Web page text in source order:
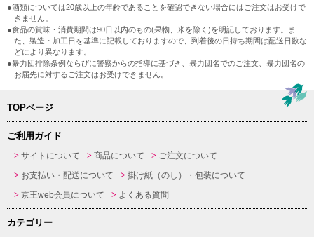
●酒類については20歳以上の年齢であることを確認できない場合にはご注文はお受けで
きません。
●食品の賞味・消費期間は90日以内のもの(果物、米を除く)を明記しております。ま
た、製造・加工日を基準に記載しておりますので、到着後の日持ち期間は配送日数な
どにより異なります。
●暴力団排除条例ならびに警察からの指導に基づき、暴力団名でのご注文、暴力団名の
お届先に対するご注文はお受けできません。
TOPページ
ご利用ガイド
サイトについて 商品について
ご注文について
お支払い・配送について
掛け紙（のし）・包装について
京王web会員について
よくある質問
カテゴリー